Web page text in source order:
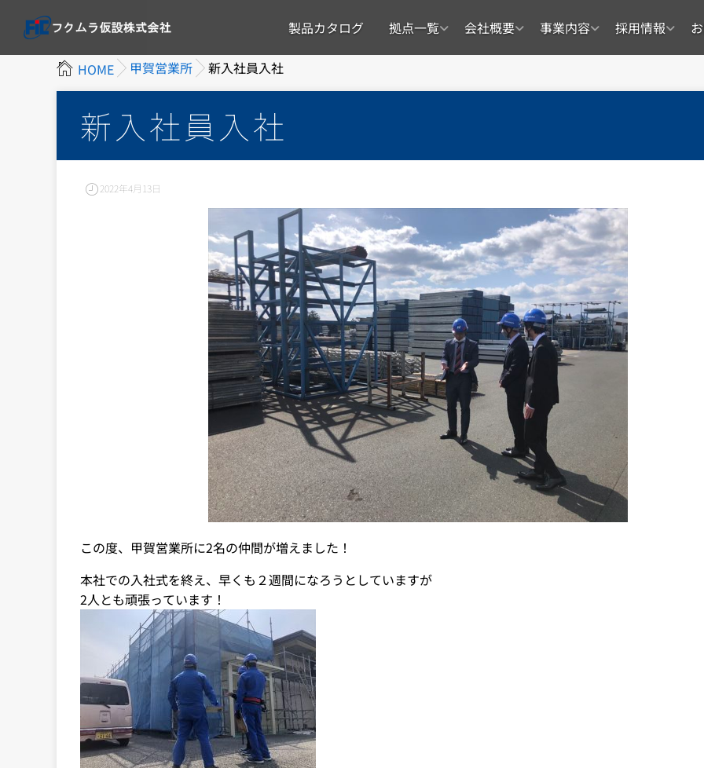
製品カタログ 拠点一覧 会社概要 事業内容 採用情報
HOME 甲賀営業所 新入社員入社
新入社員入社
2022年4月13日
この度、甲賀営業所に2名の仲間が増えました！
本社での入社式を終え、早くも２週間になろうとしていますが
2人とも頑張っています！